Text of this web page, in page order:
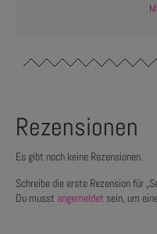
Rezensionen
Es gibt noch keine Rezensionen.
Schreibe die erste Rezension für
Du musst angemeldet sein, um